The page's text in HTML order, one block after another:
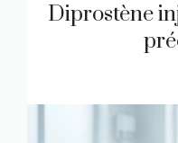
Diprostène